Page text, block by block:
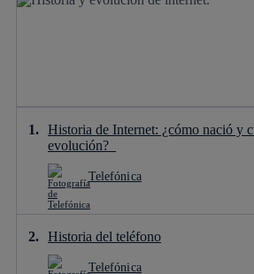
Historia de Internet: ¿cómo nació y
evolución?
Telefónica
Historia del teléfono
Telefónica